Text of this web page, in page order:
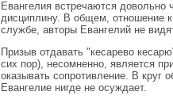
Евангелия встречаются довольно
дисциплину. В общем, отношение
службе, авторы Евангелий не
Призыв отдавать "кесарево
сих пор), несомненно, является
оказывать сопротивление. В круг
Евангелие нигде не осуждает.